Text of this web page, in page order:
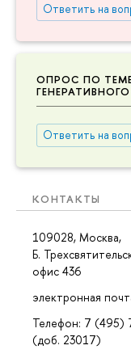
Ответить на
ОПРОС ПО
Ответить на
КОНТАКТЫ
109028, Москва,
Б.
офис 436
электронная
Телефон: 7 (495)
(доб. 23017)